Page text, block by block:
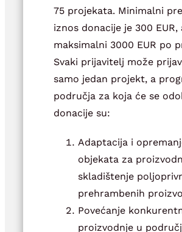
75 projekata. Minimalni
iznos donacije je 300 EUR,
maksimalni 3000 EUR po
Svaki prijavitelj može
samo jedan projekt, a
područja za koja će se
donacije su:
Adaptacija i
objekata za
skladištenje
prehrambenih
Povećanje
proizvodnje u